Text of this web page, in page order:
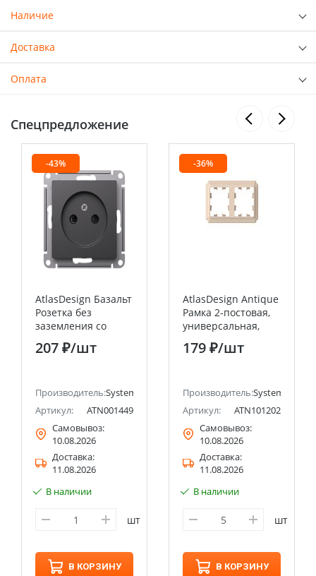
Наличие
Доставка
Оплата
Спецпредложение
(ранее Schneider Electric)
-43%
AtlasDesign Базальт
Розетка без
заземления со
шторками, 16А,
механизм Systeme
207 ₽/шт
Производитель:Systeme Electric (ранее Schneider Electric)
Артикул:
ATN001449
Самовывоз:
10.08.2026
Доставка:
11.08.2026
В наличии
шт
В КОРЗИНУ
-36%
AtlasDesign Antique
Рамка 2-постовая,
универсальная,
Песочный Systeme
Electric (Schneider
179 ₽/шт
Производитель:Systeme
Артикул:
ATN101202
Самовывоз:
10.08.2026
Доставка:
11.08.2026
В наличии
шт
В КОРЗИНУ